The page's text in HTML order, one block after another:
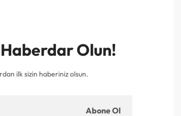
Olun!
ilk sizin haberiniz olsun.
Abone Ol